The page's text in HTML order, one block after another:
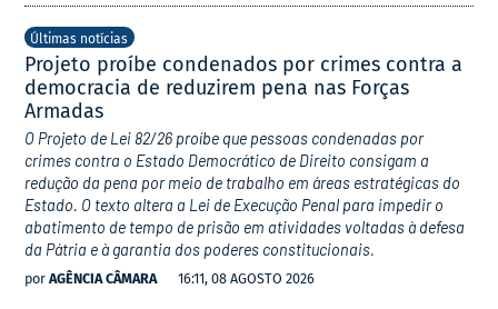
Últimas notícias
Projeto proíbe condenados por crimes contra a
democracia de reduzirem pena nas Forças
Armadas
O Projeto de Lei 82/26 proíbe que pessoas condenadas por
crimes contra o Estado Democrático de Direito consigam a
redução da pena por meio de trabalho em áreas estratégicas do
Estado. O texto altera a Lei de Execução Penal para impedir o
abatimento de tempo de prisão em atividades voltadas à defesa
da Pátria e à garantia dos poderes constitucionais.
por AGÊNCIA CÂMARA 16:11, 08 AGOSTO 2026